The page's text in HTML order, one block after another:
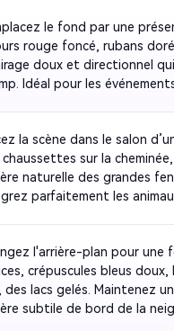
le fond par une
rouge foncé, rubans
doux et directionnel
Idéal pour les
la scène dans le salon
chaussettes sur la
naturelle des grandes
parfaitement les
l'arrière-plan pour une
crépuscules bleus
des lacs gelés. Maintenez
subtile de bord de la